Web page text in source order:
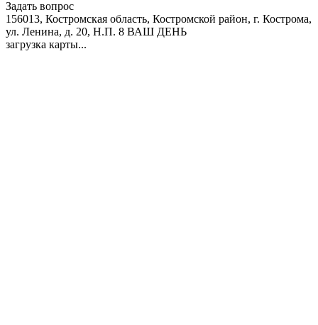
Задать вопрос
156013, Костромская область, Костромской район, г. Кострома,
ул. Ленина, д. 20, Н.П. 8 ВАШ ДЕНЬ
загрузка карты...